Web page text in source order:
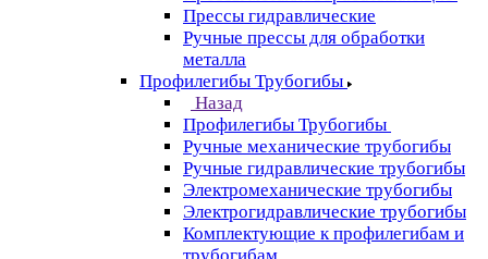
Прессы гидравлические
Ручные прессы для обработки
металла
Профилегибы Трубогибы
Назад
Профилегибы Трубогибы
Ручные механические трубогибы
Ручные гидравлические трубогибы
Электромеханические трубогибы
Электрогидравлические трубогибы
Комплектующие к профилегибам и